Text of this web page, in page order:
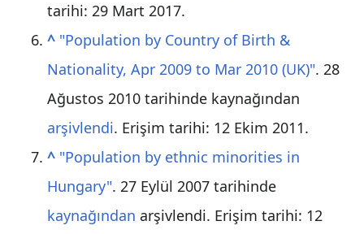
tarihi: 29 Mart 2017.
^ "Population by Country of Birth &
Nationality, Apr 2009 to Mar 2010 (UK)". 28
Ağustos 2010 tarihinde kaynağından
arşivlendi. Erişim tarihi: 12 Ekim 2011.
^ "Population by ethnic minorities in
Hungary". 27 Eylül 2007 tarihinde
kaynağından arşivlendi. Erişim tarihi: 12